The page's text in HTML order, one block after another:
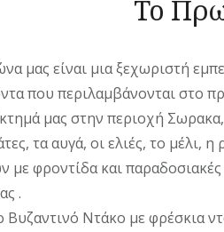
Το
μας είναι μια ξεχωριστή
που περιλαμβάνονται στο
μας στην περιοχή
τα αυγά, οι ελιές, το μέλι,
με φροντίδα και
.
Ντάκο με φρέσκια